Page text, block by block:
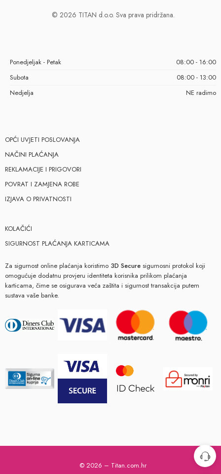
© 2026 TITAN d.o.o. Sva prava pridržana.
Ponedjeljak - Petak
08:00 - 16:00
Subota
08:00 - 13:00
Nedjelja
NE radimo
OPĆI UVJETI POSLOVANJA
NAČINI PLAĆANJA
REKLAMACIJE I PRIGOVORI
POVRAT I ZAMJENA ROBE
IZJAVA O PRIVATNOSTI
KOLAČIĆI
SIGURNOST PLAĆANJA KARTICAMA
Za sigurnost online plaćanja koristimo 3D Secure sigurnosni protokol koji
omogućuje dodatnu provjeru identiteta korisnika prilikom plaćanja
karticama, čime se osigurava veća zaštita i sigurnost transakcija putem
sustava vaše banke.
© 2026 – Titan.com.hr